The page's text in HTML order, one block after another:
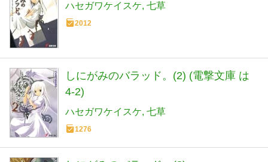
ハセガワケイスケ 七草
2012
しにがみのバラッド。(2) (電撃文庫 は
4-2)
ハセガワケイスケ 七草
1276